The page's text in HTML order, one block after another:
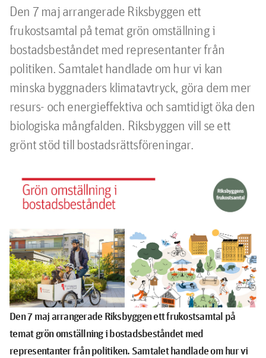
Den 7 maj arrangerade Riksbyggen ett
frukostsamtal på temat grön omställning i
bostadsbeståndet med representanter från
politiken. Samtalet handlade om hur vi kan
minska byggnaders klimatavtryck, göra dem mer
resurs- och energieffektiva och samtidigt öka den
biologiska mångfalden. Riksbyggen vill se ett
grönt stöd till bostadsrättsföreningar.
Den 7 maj arrangerade Riksbyggen ett frukostsamtal på
temat grön omställning i bostadsbeståndet med
representanter från politiken. Samtalet handlade om hur vi